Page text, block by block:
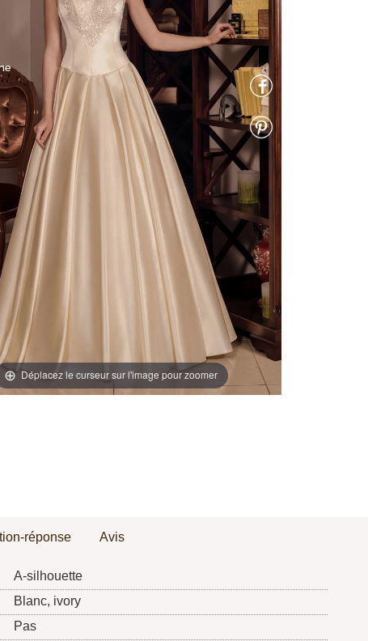
Déplacez le curseur sur l'image pour zoomer
réponse Avis
A-silhouette
Blanc, ivory
Pas